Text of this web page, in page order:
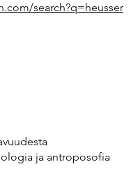
search?q=heusser
ja antroposofia